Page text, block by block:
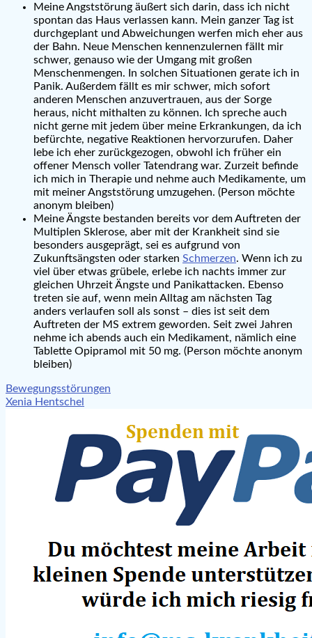
Meine Angststörung äußert sich darin, dass ich nicht
spontan das Haus verlassen kann. Mein ganzer Tag ist
durchgeplant und Abweichungen werfen mich eher aus
der Bahn. Neue Menschen kennenzulernen fällt mir
schwer, genauso wie der Umgang mit großen
Menschenmengen. In solchen Situationen gerate ich in
Panik. Außerdem fällt es mir schwer, mich sofort
anderen Menschen anzuvertrauen, aus der Sorge
heraus, nicht mithalten zu können. Ich spreche auch
nicht gerne mit jedem über meine Erkrankungen, da ich
befürchte, negative Reaktionen hervorzurufen. Daher
lebe ich eher zurückgezogen, obwohl ich früher ein
offener Mensch voller Tatendrang war. Zurzeit befinde
ich mich in Therapie und nehme auch Medikamente, um
mit meiner Angststörung umzugehen. (Person möchte
anonym bleiben)
Meine Ängste bestanden bereits vor dem Auftreten der
Multiplen Sklerose, aber mit der Krankheit sind sie
besonders ausgeprägt, sei es aufgrund von
Zukunftsängsten oder starken Schmerzen. Wenn ich zu
viel über etwas grübele, erlebe ich nachts immer zur
gleichen Uhrzeit Ängste und Panikattacken. Ebenso
treten sie auf, wenn mein Alltag am nächsten Tag
anders verlaufen soll als sonst – dies ist seit dem
Auftreten der MS extrem geworden. Seit zwei Jahren
nehme ich abends auch ein Medikament, nämlich eine
Tablette Opipramol mit 50 mg. (Person möchte anonym
bleiben)
Beitragsnavigation
Bewegungsstörungen
Xenia Hentschel